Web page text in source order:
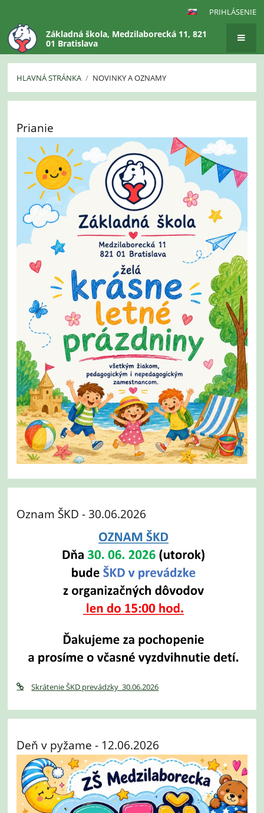
PRIHLÁSENIE
Základná škola, Medzilaborecká 11, 821
01 Bratislava
HLAVNÁ STRÁNKA / NOVINKY A OZNAMY
oznamy
Prianie
Oznam ŠKD - 30.06.2026
Skrátenie ŠKD prevádzky_30.06.2026
Deň v pyžame - 12.06.2026